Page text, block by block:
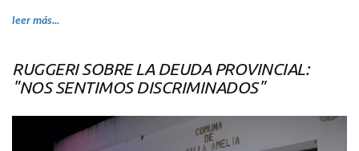
leer más...
RUGGERI SOBRE LA DEUDA PROVINCIAL:
"NOS SENTIMOS DISCRIMINADOS"